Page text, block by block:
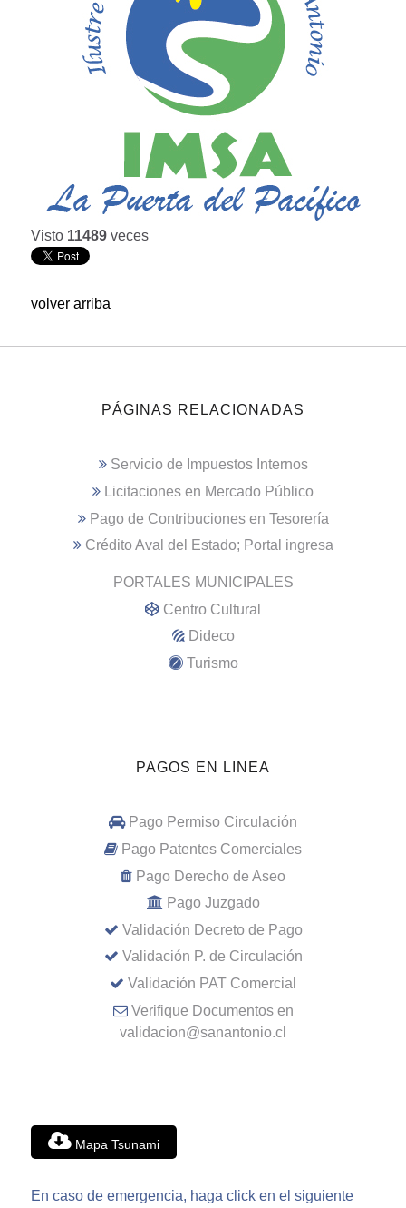
Visto 11489 veces
volver arriba
PÁGINAS RELACIONADAS
Servicio de Impuestos Internos
Licitaciones en Mercado Público
Pago de Contribuciones en Tesorería
Crédito Aval del Estado; Portal ingresa
PORTALES MUNICIPALES
Centro Cultural
Dideco
Turismo
PAGOS EN LINEA
Pago Permiso Circulación
Pago Patentes Comerciales
Pago Derecho de Aseo
Pago Juzgado
Validación Decreto de Pago
Validación P. de Circulación
Validación PAT Comercial
Verifique Documentos en
validacion@sanantonio.cl
Mapa Tsunami
En caso de emergencia, haga click en el siguiente